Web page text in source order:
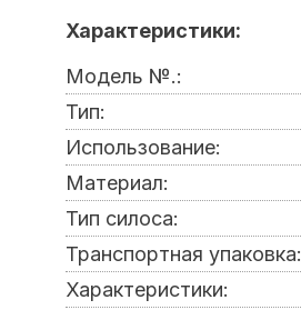
Характеристики:
Модель №.:
Тип:
Использование:
Материал:
Тип силоса:
Транспортная упаковка:
Характеристики: